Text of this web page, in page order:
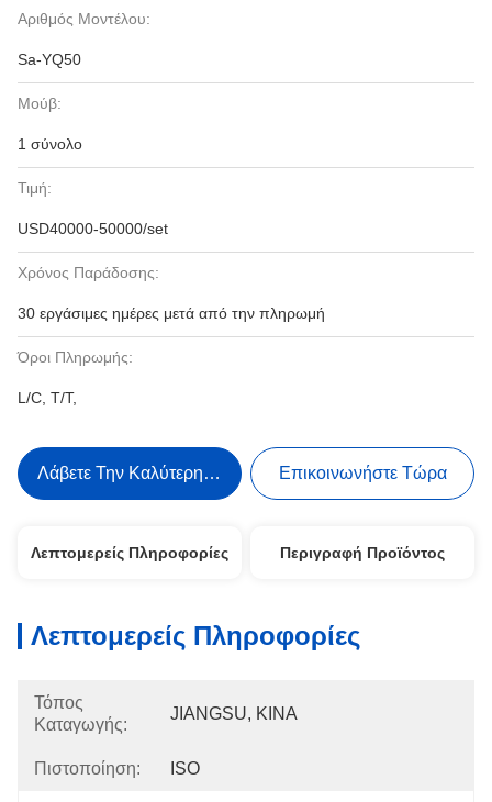
Αριθμός Μοντέλου:
Sa-YQ50
Μούβ:
1 σύνολο
Τιμή:
USD40000-50000/set
Χρόνος Παράδοσης:
30 εργάσιμες ημέρες μετά από την πληρωμή
Όροι Πληρωμής:
L/C, T/T,
Λάβετε Την Καλύτερη Τιμή Επικοινωνήστε Τώρα
Λεπτομερείς Πληροφορίες Περιγραφή Προϊόντος
Λεπτομερείς Πληροφορίες
Τόπος
Καταγωγής:
JIANGSU, ΚΙΝΑ
Πιστοποίηση: ISO